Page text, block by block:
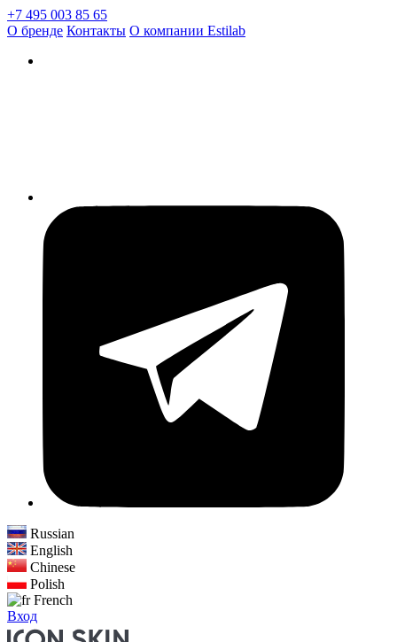
+7 495 003 85 65
О бренде Контакты О компании Estilab
Russian
English
Chinese
Polish
French
Вход